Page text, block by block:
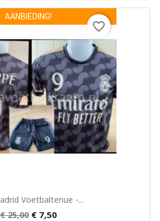
Snel bekijken
Voetbaltenue -...
€ 25,00 € 7,50
AANBIEDING!
favorite_border